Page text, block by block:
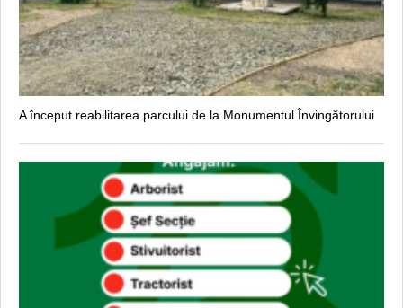
A început reabilitarea parcului de la Monumentul Învingătorului